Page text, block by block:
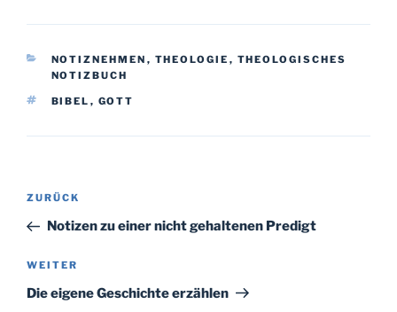
KATEGORIEN
NOTIZNEHMEN , THEOLOGIE , THEOLOGISCHES
NOTIZBUCH
SCHLAGWÖRTER
BIBEL , GOTT
Beitragsnavigation
Vorheriger
Beitrag
ZURÜCK
Notizen zu einer nicht gehaltenen Predigt
Nächster
Beitrag
WEITER
Die eigene Geschichte erzählen